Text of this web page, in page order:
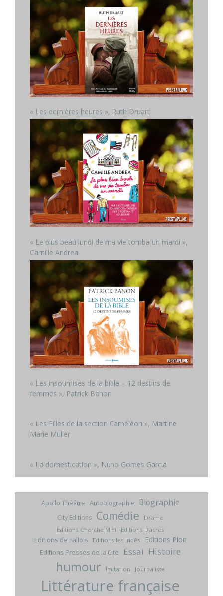
« Les dernières heures », Ruth Druart
« Le plus beau lundi de ma vie tomba un mardi »,
Camille Andrea
« Les insoumises de la bible – 12 destins de
femmes », Patrick Banon
« Les Filles de la section Caméléon », Martine
Marie Muller
« La domestication », Nuno Gomes Garcia
Apollo Théâtre Autobiographie Biographie
City Editions Comédie
Drame
Editions Cherche Midi
Editions Dacres
Editions de Fallois Editions les indés Editions Plon
Editions Presses de la Cité Essai Histoire
humour Imitation Journaliste
Littérature française